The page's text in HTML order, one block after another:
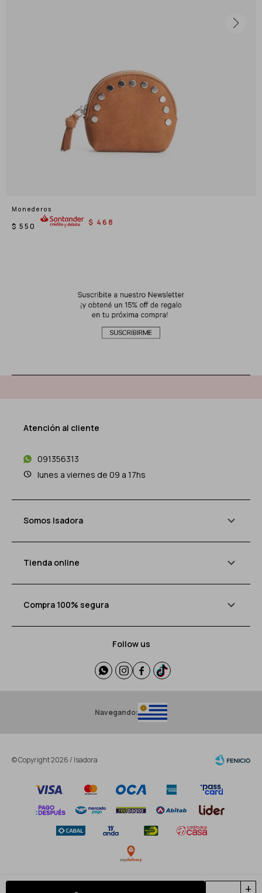
add
Monederos
$ 550 $ 468
Atención al cliente
091356313
lunes a viernes de 09 a 17hs
Tienda online
Somos Isadora
Compra 100% segura
Follow us


 
Navegando:
© Copyright 2026 / Isadora